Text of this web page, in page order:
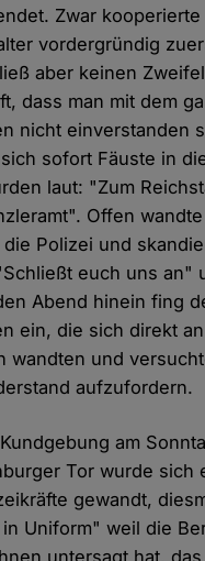
Zwar
vordergründig
aber keinen
dass man mit dem
nicht einverstanden
sofort Fäuste in
laut: "Zum
Offen
die Polizei und
euch uns an"
Abend hinein fing
ein, die sich direkt
wandten und
aufzufordern.
am
Tor wurde sich
gewandt,
Uniform" weil die